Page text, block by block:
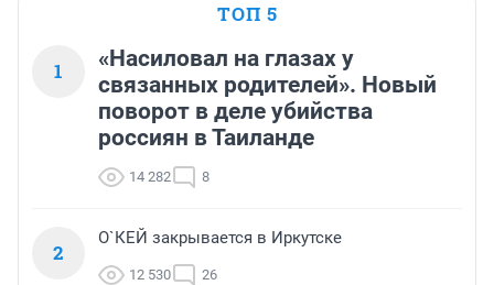
ТОП 5
1
«Насиловал на глазах у
связанных родителей». Новый
поворот в деле убийства
россиян в Таиланде
14 282 8
2
О`КЕЙ закрывается в Иркутске
12 530 26